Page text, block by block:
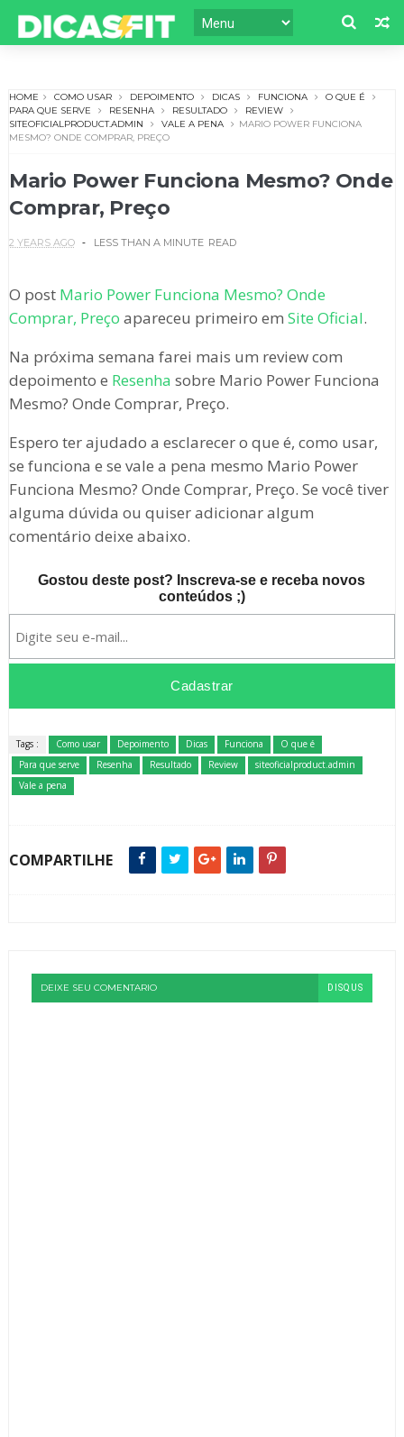
HOME COMO USAR DEPOIMENTO DICAS FUNCIONA
O QUE É
PARA QUE SERVE
RESENHA RESULTADO
REVIEW
SITEOFICIALPRODUCT.ADMIN
VALE A PENA
MARIO POWER FUNCIONA
MESMO? ONDE COMPRAR, PREÇO
Mario Power Funciona Mesmo? Onde
Comprar, Preço
2 YEARS AGO LESS THAN A MINUTE READ
O post Mario Power Funciona Mesmo? Onde
Comprar, Preço apareceu primeiro em Site Oficial.
Na próxima semana farei mais um review com
depoimento e Resenha sobre Mario Power Funciona
Mesmo? Onde Comprar, Preço.
Espero ter ajudado a esclarecer o que é, como usar,
se funciona e se vale a pena mesmo Mario Power
Funciona Mesmo? Onde Comprar, Preço. Se você tiver
alguma dúvida ou quiser adicionar algum
comentário deixe abaixo.
Gostou deste post? Inscreva-se e receba novos
conteúdos ;)
Tags : Como usar Depoimento Dicas Funciona
O que é
Para que serve
Resenha Resultado Review
siteoficialproduct.admin
Vale a pena
COMPARTILHE
DEIXE SEU COMENTARIO DISQUS